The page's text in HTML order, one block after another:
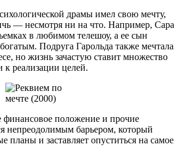
драмы имел свою мечту,
— несмотря ни на что. Например, Сара
в любимом телешоу, а ее сын
Подруга Гарольда также мечтала
но жизнь зачастую ставит множество
к реализации целей.
финансовое положение и прочие
непреодолимым барьером, который
планы и заставляет опуститься на самое